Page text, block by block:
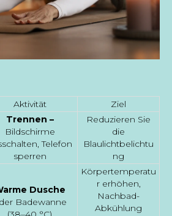
Aktivität Ziel
Trennen –
Bildschirme
Telefon
sperren
Reduzieren Sie
die
Blaulichtbelichtu
ng
Dusche
Badewanne
Körpertemperatu
r erhöhen,
Nachbad-
Abkühlung